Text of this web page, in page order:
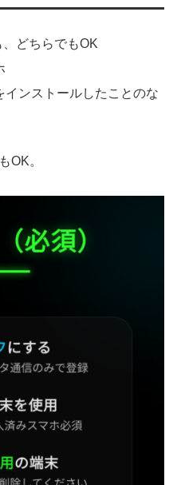
どちらでもOK
ンストールしたことのな
OK。